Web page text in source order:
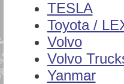
TESLA
Toyota /
Volvo
Volvo
Yanmar